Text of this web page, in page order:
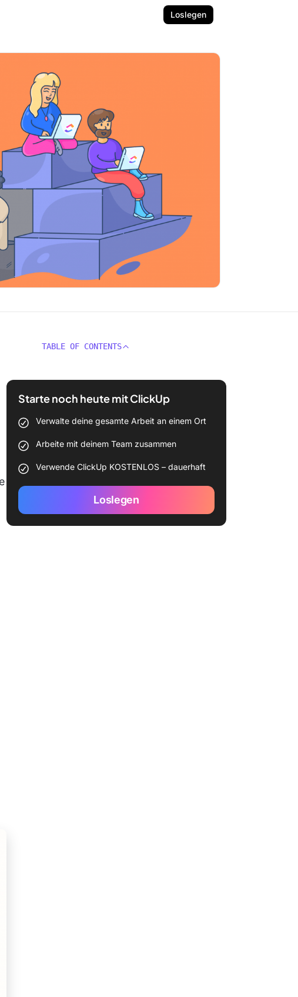
Loslegen
TABLE OF CONTENTS
Starte noch heute mit ClickUp
Verwalte deine gesamte Arbeit an einem Ort
Arbeite mit deinem Team zusammen
Verwende ClickUp KOSTENLOS – dauerhaft
Loslegen